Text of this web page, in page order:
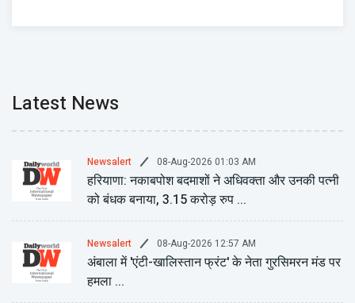
Latest News
Newsalert 08-Aug-2026 01:03 AM
हरियाणा: नकाबपोश बदमाशों ने अधिवक्ता और उनकी पत्नी
को बंधक बनाया, 3.15 करोड़ रुप ...
Newsalert 08-Aug-2026 12:57 AM
अंबाला में 'एंटी-खालिस्तान फ्रंट' के नेता गुरसिमरन मंड पर
हमला ...